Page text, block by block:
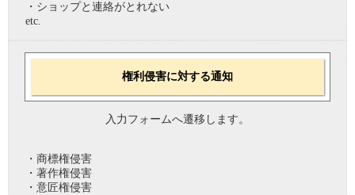
・ショップと連絡がとれない
etc.
権利侵害に対する通知
入力フォームへ遷移します。
・商標権侵害
・著作権侵害
・意匠権侵害